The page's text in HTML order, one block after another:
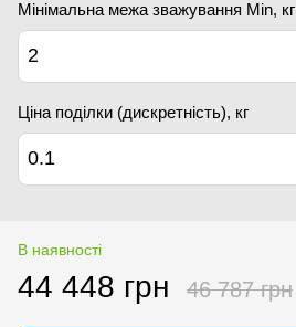
Мінімальна межа зважування Min, кг
2
Ціна поділки (дискретність), кг
0.1
В наявності
44 448 грн 46 787 грн